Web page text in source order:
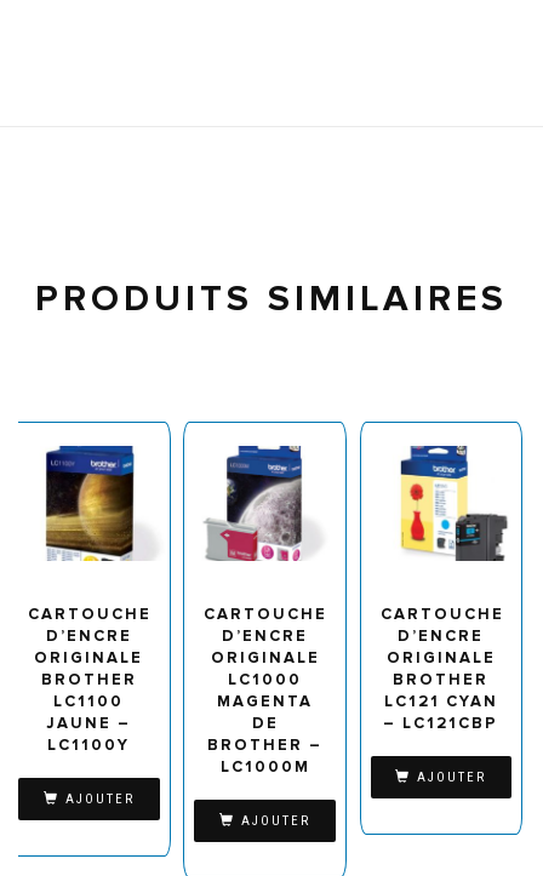
PRODUITS SIMILAIRES
CARTOUCHE
D’ENCRE
ORIGINALE
BROTHER
LC1100
JAUNE –
LC1100Y
AJOUTER
CARTOUCHE
D’ENCRE
ORIGINALE
LC1000
MAGENTA
DE
BROTHER –
LC1000M
AJOUTER
CARTOUCHE
D’ENCRE
ORIGINALE
BROTHER
LC121 CYAN
– LC121CBP
AJOUTER